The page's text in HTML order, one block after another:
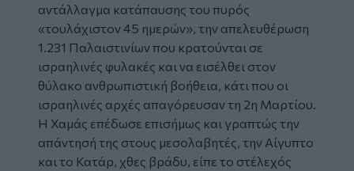
αντάλλαγμα κατάπαυσης του πυρός
«τουλάχιστον 45 ημερών», την απελευθέρωση
1.231 Παλαιστινίων που κρατούνται σε
ισραηλινές φυλακές και να εισέλθει στον
θύλακο ανθρωπιστική βοήθεια, κάτι που οι
ισραηλινές αρχές απαγόρευσαν τη 2η Μαρτίου.
Η Χαμάς επέδωσε επισήμως και γραπτώς την
απάντησή της στους μεσολαβητές, την Αίγυπτο
και το Κατάρ, χθες βράδυ, είπε το στέλεχός